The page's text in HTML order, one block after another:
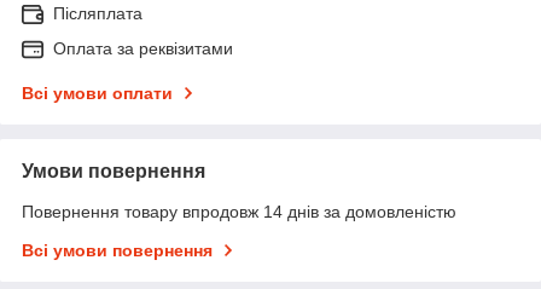
Післяплата
Оплата за реквізитами
Всі умови оплати
Умови повернення
Повернення товару впродовж 14 днів за домовленістю
Всі умови повернення